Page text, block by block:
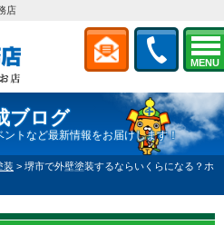
MENU
店
ブログ
トなど最新情報をお届けします！
装 > 堺市で外壁塗装するならいくらになる？ホ